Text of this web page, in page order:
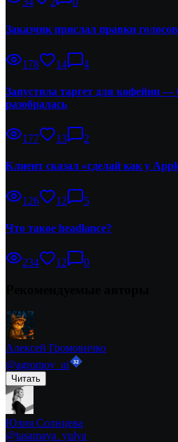
Заказчик прислал правки
178 14 4
Запустила таргет для кофейни —
разобралась
177 13 2
Клиент сказал «сделай как у
126 12 5
Что такое headlance?
234 12 0
Алексей Громовичко
@agromov_ui 32
Читать
Юлия Солнцева
@tasamaya_yulya